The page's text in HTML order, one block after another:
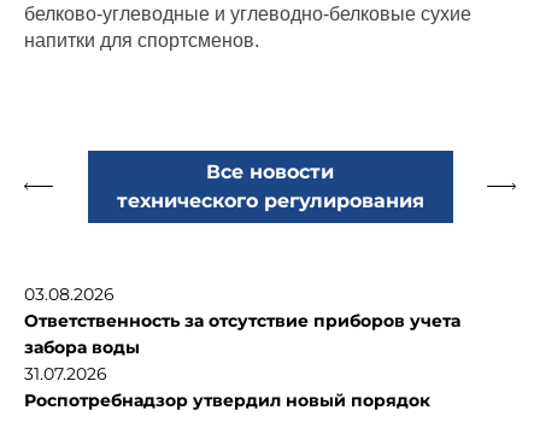
белково-углеводные и углеводно-белковые сухие
напитки для спортсменов.
Все новости
технического регулирования
03.08.2026
Ответственность за отсутствие приборов учета
забора воды
31.07.2026
Роспотребнадзор утвердил новый порядок